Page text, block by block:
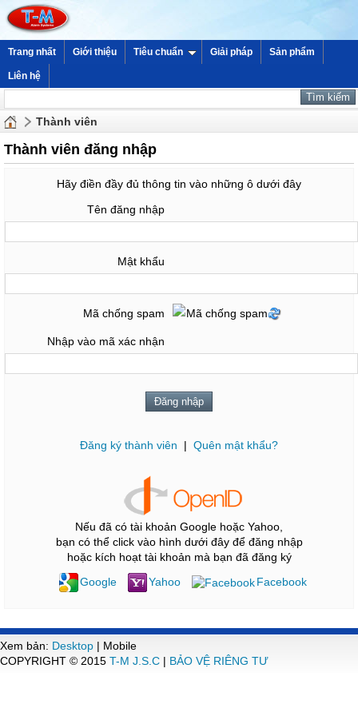
Trang nhất Giới thiệu Tiêu chuẩn Giải pháp Sản phẩm
Liên hệ
Thành viên
Thành viên đăng nhập
Hãy điền đầy đủ thông tin vào những ô dưới đây
Tên đăng nhập
Mật khẩu
Mã chống spam
Nhập vào mã xác nhận
Đăng ký thành viên | Quên mật khẩu?
Nếu đã có tài khoản Google hoặc Yahoo,
bạn có thể click vào hình dưới đây để đăng nhập
hoặc kích hoạt tài khoản mà bạn đã đăng ký
Google
Yahoo Facebook
Xem bản: Desktop | Mobile
COPYRIGHT © 2015 T-M J.S.C | BẢO VỆ RIÊNG TƯ